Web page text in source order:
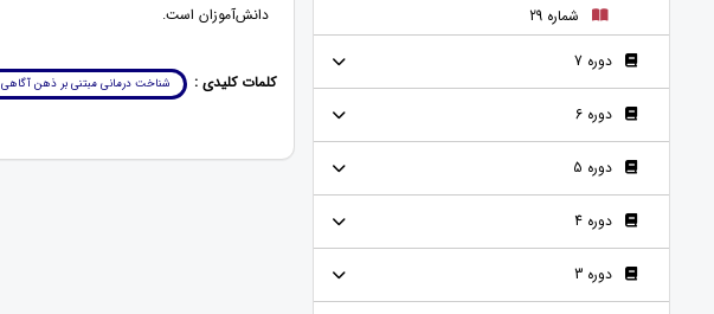
شماره 29
دوره 7
دوره 6
دوره 5
دوره 4
دوره 3
دانش‌آموزان است.
کلمات کلیدی : شناخت درمانی مبتنی بر ذهن آگاهی